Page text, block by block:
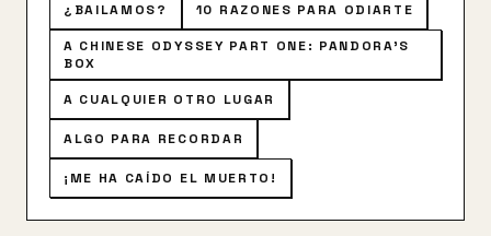
¿BAILAMOS? 10 RAZONES PARA ODIARTE
A CHINESE ODYSSEY PART ONE: PANDORA'S
BOX
A CUALQUIER OTRO LUGAR
ALGO PARA RECORDAR
¡ME HA CAÍDO EL MUERTO!